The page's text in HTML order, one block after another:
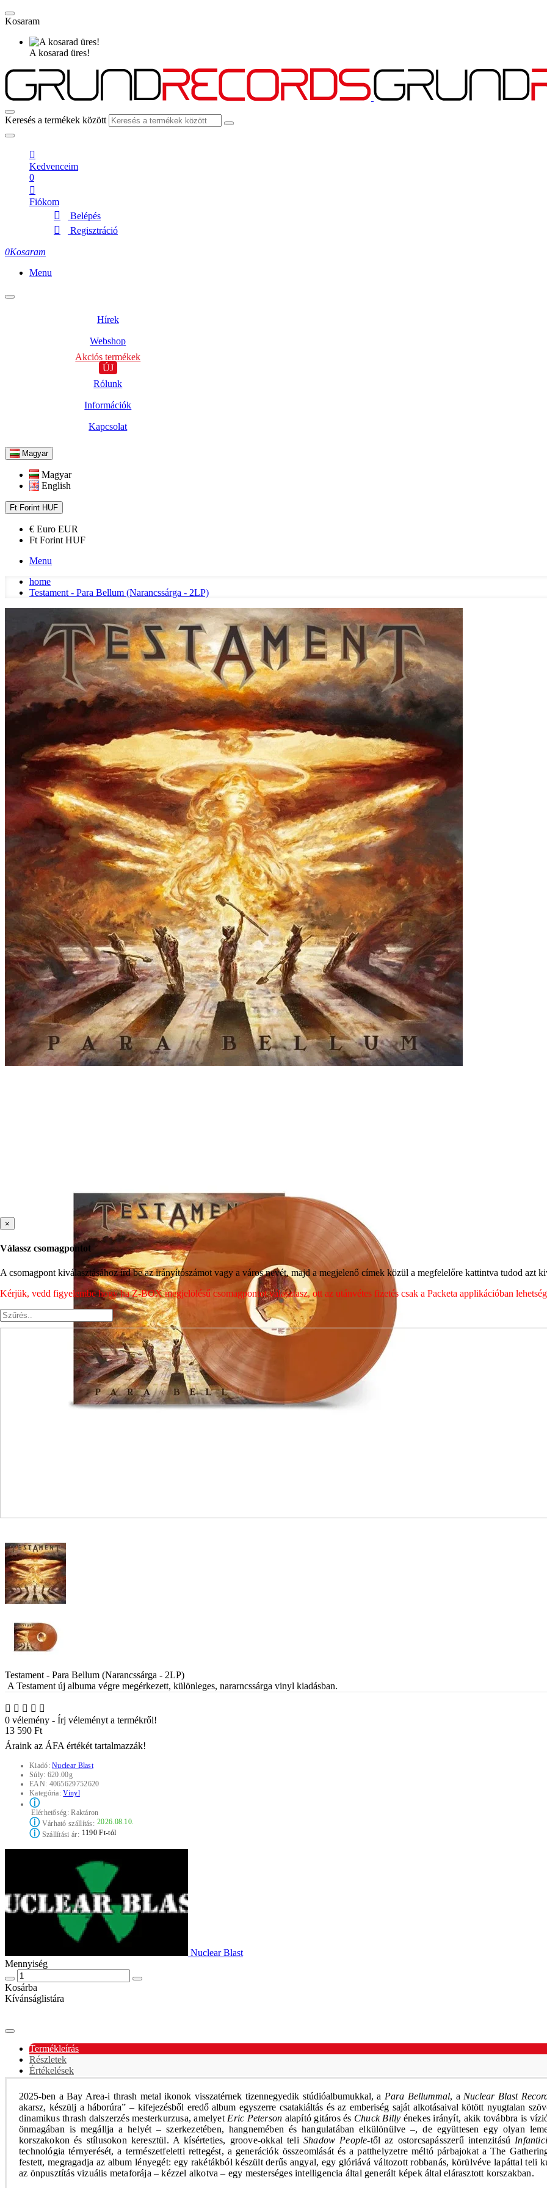
Kosaram
A kosarad üres!
Keresés a termékek között
Kedvenceim
0
Fiókom
Belépés
Regisztráció
0Kosaram
Menu
Hírek
Webshop
Akciós termékek
ÚJ
Rólunk
Információk
Kapcsolat
Magyar
Magyar
English
Ft Forint HUF
€ Euro EUR
Ft Forint HUF
Menu
home
Testament - Para Bellum (Narancssárga - 2LP)
Testament - Para Bellum (Narancssárga - 2LP)
A Testament új albuma végre megérkezett, különleges, nararncssárga vinyl kiadásban.
0 vélemény - Írj véleményt a termékről!
13 590 Ft
Áraink az ÁFA értékét tartalmazzák!
Kiadó:Nuclear Blast
Súly: 620.00g
EAN: 4065629752620
Kategória:Vinyl
ⓘ
Elérhetőség:Raktáron
ⓘVárható szállítás: 2026.08.10.
ⓘSzállítási ár: 1190 Ft-tól
Nuclear Blast
Mennyiség
Kosárba
Kívánságlistára
Termékleírás
Részletek
Értékelések
2025-ben a Bay Area-i thrash metal ikonok visszatérnek tizennegyedik stúdióalbumukkal, a Para Bellummal, a Nuclear Blast
akarsz, készülj a háborúra” – kifejezésből eredő album egyszerre csatakiáltás és az emberiség saját alkotásaival kötött nyugtalan
dinamikus thrash dalszerzés mesterkurzusa, amelyet Eric Peterson alapító gitáros és Chuck Billy énekes irányít, akik továbbra is
önmagában is megállja a helyét – szerkezetében, hangnemében és hangulatában elkülönülve –, de együttesen egy olyan
korszakokon és stílusokon keresztül. A kísérteties, groove-okkal teli Shadow People-től az ostorcsapásszerű intenzitású
technológia térnyerését, a természetfeletti rettegést, a generációk összeomlását és a patthelyzetre méltó párbajokat a The
festett, megragadja az album lényegét: egy rakétákból készült derűs angyal, egy glóriává változott robbanás, körülvéve lapáttal
az önpusztítás vizuális metaforája – kézzel alkotva – egy mesterséges intelligencia által generált képek által elárasztott korszakban.
×
Válassz csomagpontot
A csomagpont kiválasztásához írd be az irányítószámot vagy a város nevét, majd a megjelenő címek közül a megfelelőre kattintva tudod azt
Kérjük, vedd figyelembe hogy ha Z-BOX megjelölésű csomagpontot választasz, ott az utánvétes fizetés csak a Packeta applikációban